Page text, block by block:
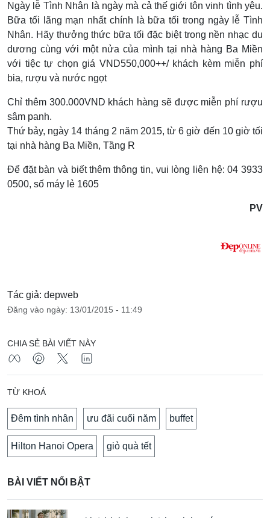
Ngày lễ Tình Nhân là ngày mà cả thế giới tôn vinh tình yêu.
Bữa tối lãng mạn nhất chính là bữa tối trong ngày lễ Tình
Nhân. Hãy thưởng thức bữa tối đặc biệt trong nền nhạc du
dương cùng với một nửa của mình tại nhà hàng Ba Miền
với tiệc tự chọn giá VND550,000++/ khách kèm miễn phí
bia, rượu và nước ngọt
Chỉ thêm 300.000VND khách hàng sẽ được miễn phí rượu
sâm panh.
Thứ bảy, ngày 14 tháng 2 năm 2015, từ 6 giờ đến 10 giờ tối
tại nhà hàng Ba Miền, Tầng R
Để đặt bàn và biết thêm thông tin, vui lòng liên hệ: 04 3933
0500, số máy lẻ 1605
PV
Tác giả: depweb
Đăng vào ngày: 13/01/2015 - 11:49
CHIA SẺ BÀI VIẾT NÀY
TỪ KHOÁ
Đêm tình nhân ưu đãi cuối năm buffet
Hilton Hanoi Opera giỏ quà tết
BÀI VIẾT NỔI BẬT